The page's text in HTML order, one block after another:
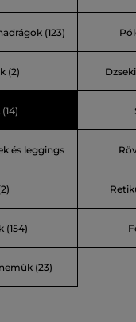
(123)
(2)
és leggings
(154)
(23)